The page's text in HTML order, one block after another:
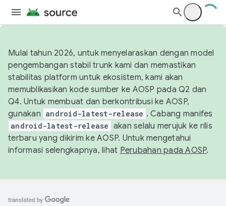
Mulai tahun 2026, untuk menyelaraskan dengan model
pengembangan stabil trunk kami dan memastikan
stabilitas platform untuk ekosistem, kami akan
memublikasikan kode sumber ke AOSP pada Q2 dan
Q4. Untuk membuat dan berkontribusi ke AOSP,
gunakan android-latest-release . Cabang manifes
android-latest-release akan selalu merujuk ke rilis
terbaru yang dikirim ke AOSP. Untuk mengetahui
informasi selengkapnya, lihat Perubahan pada AOSP.